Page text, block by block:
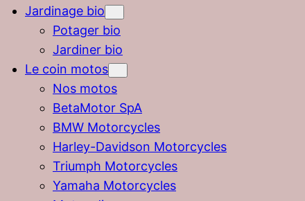
Jardinage bio
Potager bio
Jardiner bio
Le coin motos
Nos motos
BetaMotor SpA
BMW Motorcycles
Harley-Davidson Motorcycles
Triumph Motorcycles
Yamaha Motorcycles